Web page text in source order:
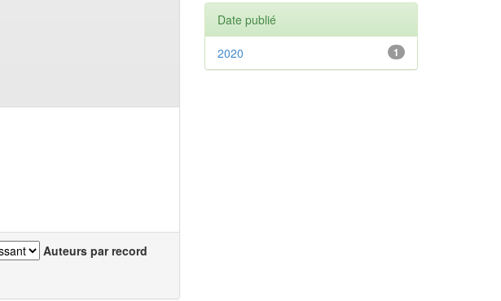
Auteurs par record
Date publié
1
2020